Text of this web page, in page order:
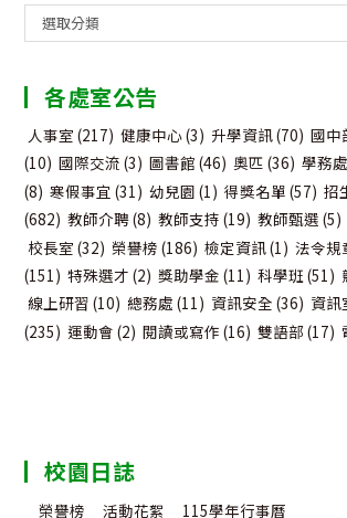
告
類
選取分類
各處室公告
人事室 (217) 健康中心(3) 升學資訊(70) 國中
(10) 國際交流 (3) 圖書館 (46) 奧匹 (36) 學務處
(8) 寒假事宜 (31) 幼兒園 (1) 得獎名單 (57) 招
(682) 教師介聘(8) 教師支持 (19) 教師甄選 (5)
校長室 (32) 榮譽榜 (186) 檢定資訊(1) 法令規
(151) 特殊選才 (2) 獎助學金 (11) 科學班(51)
線上研習 (10) 總務處 (11) 資訊安全 (36) 資訊
(235) 運動會 (2) 閱讀或寫作 (16) 雙語部 (17)
校園日誌
榮譽榜 活動花絮 115學年行事曆